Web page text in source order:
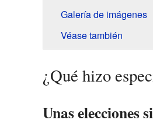
Galería de imágenes
Véase también
¿Qué hizo
Unas elecciones